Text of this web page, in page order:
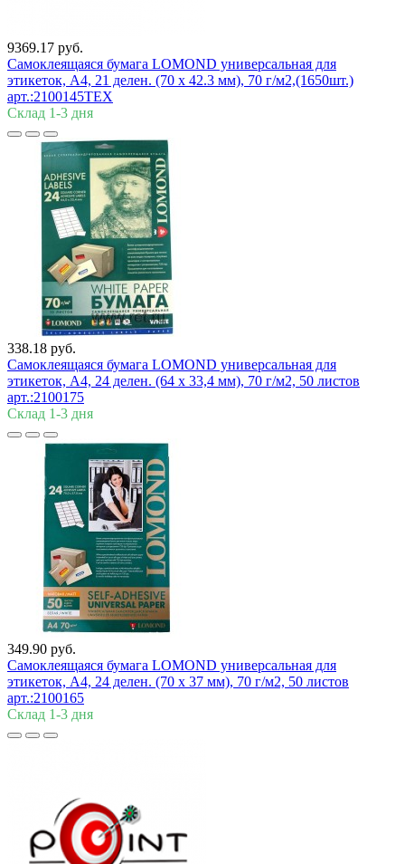
9369.17 руб.
Самоклеящаяся бумага LOMOND универсальная для
этикеток, A4, 21 делен. (70 x 42.3 мм), 70 г/м2,(1650шт.)
арт.:2100145ТЕХ
Склад 1-3 дня
338.18 руб.
Самоклеящаяся бумага LOMOND универсальная для
этикеток, A4, 24 делен. (64 x 33,4 мм), 70 г/м2, 50 листов
арт.:2100175
Склад 1-3 дня
349.90 руб.
Самоклеящаяся бумага LOMOND универсальная для
этикеток, A4, 24 делен. (70 x 37 мм), 70 г/м2, 50 листов
арт.:2100165
Склад 1-3 дня